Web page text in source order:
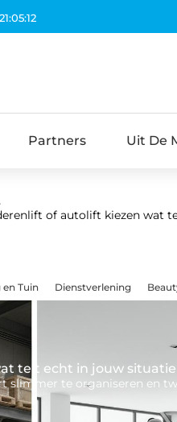
21:05:14
Partners Uit De
of autolift kiezen wat
Tuin Dienstverlening
telt echt in jouw situatie
slimmer te organiseren en